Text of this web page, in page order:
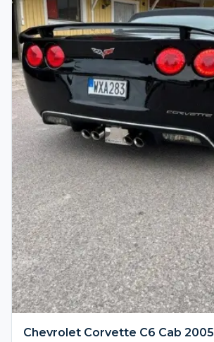
Chevrolet Corvette C6 Cab 2005